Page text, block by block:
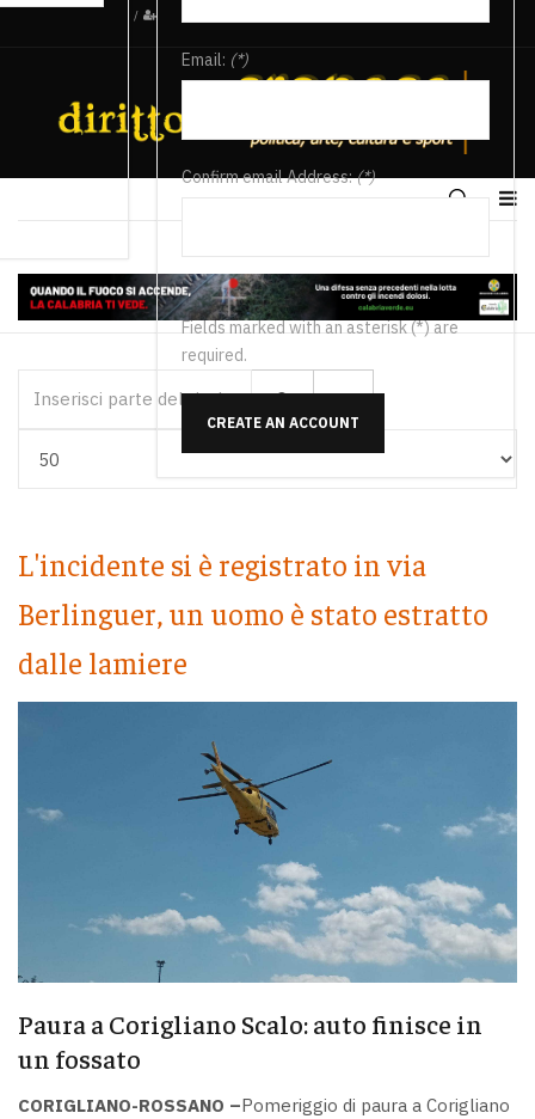
/
Email: (*)
Confirm email Address:(*)
Fields marked with an asterisk (*) are
required.
CREATE AN ACCOUNT
L'incidente si è registrato in via
Berlinguer, un uomo è stato estratto
dalle lamiere
Paura a Corigliano Scalo: auto finisce in
un fossato
CORIGLIANO-ROSSANO –Pomeriggio di paura a Corigliano